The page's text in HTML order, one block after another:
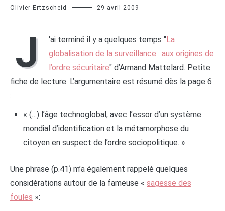
Olivier Ertzscheid 29 avril 2009
J 'ai terminé il y a quelques temps "La
globalisation de la surveillance : aux origines de
l’ordre sécuritaire" d’Armand Mattelard. Petite
fiche de lecture. L’argumentaire est résumé dès la page 6
:
« (…) l’âge technoglobal, avec l’essor d’un système
mondial d’identification et la métamorphose du
citoyen en suspect de l’ordre sociopolitique. »
Une phrase (p.41) m’a également rappelé quelques
considérations autour de la fameuse « sagesse des
foules »: